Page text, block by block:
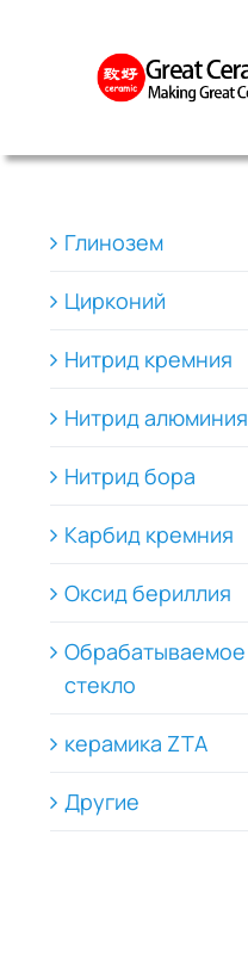
Глинозем
Цирконий
Нитрид кремния
Нитрид алюминия
Нитрид бора
Карбид кремния
Оксид бериллия
Обрабатываемое
стекло
керамика ZTA
Другие